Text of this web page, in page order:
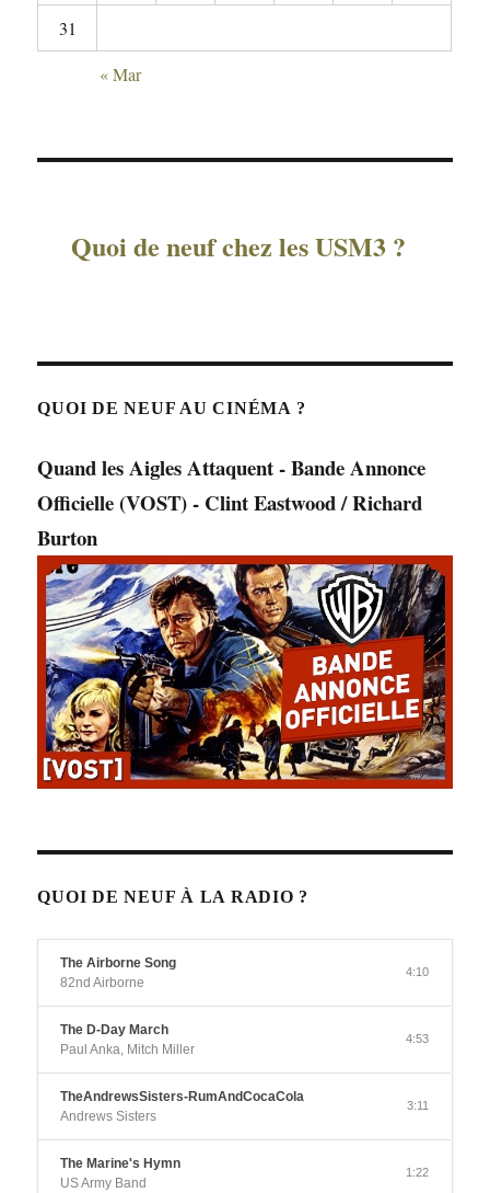
31
« Mar
Quoi de neuf chez les USM3 ?
QUOI DE NEUF AU CINÉMA ?
Quand les Aigles Attaquent - Bande Annonce
Officielle (VOST) - Clint Eastwood / Richard
Burton
QUOI DE NEUF À LA RADIO ?
The Airborne Song
82nd Airborne
4:10
The D-Day March
Paul Anka, Mitch Miller
4:53
TheAndrewsSisters-RumAndCocaCola
Andrews Sisters
3:11
The Marine's Hymn
US Army Band
1:22